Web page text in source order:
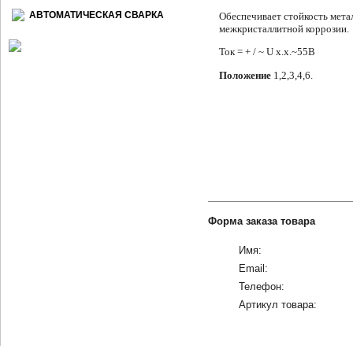
АВТОМАТИЧЕСКАЯ СВАРКА
Обеспечивает стойкость
межкристаллитной коррозии.
Ток = + / ~ U х.х.~55В
Положение1,2,3,4,6.
Форма заказа товара
Имя:
Email:
Телефон:
Артикул товара: